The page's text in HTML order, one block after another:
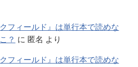
フィールド』は単行本で読めな
？ に 匿名 より
フィールド』は単行本で読めな